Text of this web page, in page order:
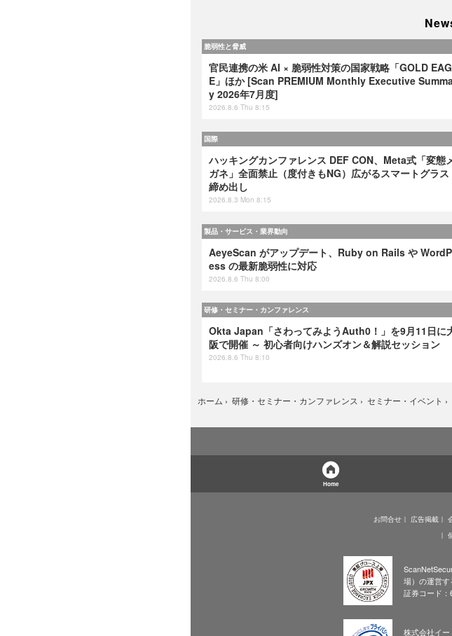
脆弱性と脅威
官民連携の米 AI × 脆弱性対策の国家戦略「GOLD
E」ほか [Scan PREMIUM Monthly Executive
y 2026年7月度]
2026.8.6 Thu 8:15
国際
ハッキングカンファレンス DEF CON、Meta式「変態
ガネ」全面禁止（度付きもNG）広がるスマートグラス
締め出し
2026.8.3 Mon 8:15
製品・サービス・業界動向
AeyeScan がアップデート、Ruby on Rails や
ess の最新脆弱性に対応
2026.8.6 Thu 8:00
研修・セミナー・カンファレンス
Okta Japan「さわってみようAuth0！」を9月11日に
阪で開催 ～ 初心者向けハンズオン＆解説セッション
2026.8.6 Thu 8:10
ホーム › 研修・セミナー・カンファレンス › セミナー・イベント ›
Home
お問合せ 広告掲載
場）の運営す
証券コード：
株式会社イ